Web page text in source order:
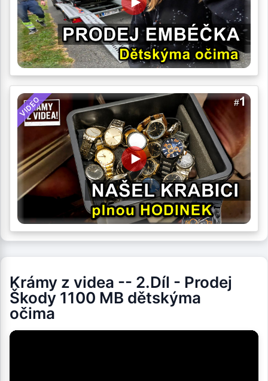
VIDEO
Krámy z videa -- 2.Díl - Prodej
Škody 1100 MB dětskýma
očima